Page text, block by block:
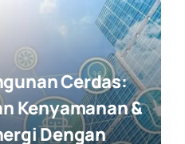
Cerdas:
Kenyamanan &
Dengan